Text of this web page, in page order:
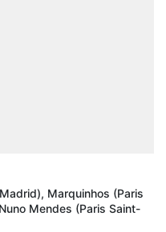
Marquinhos (Paris
Mendes (Paris Saint-